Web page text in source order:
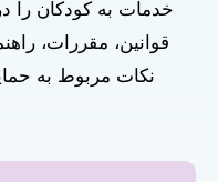
خدمات به کودکان را
قوانین، مقررات،
نکات مربوط به